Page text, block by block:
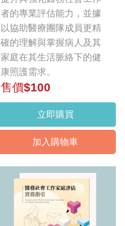
者的專業評估能力，並據
以協助醫療團隊成員更精
確的理解與掌握病人及其
家庭在其生活脈絡下的健
康照護需求。
售價$100
立即購買
加入購物車